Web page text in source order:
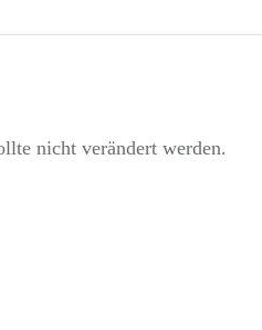
nicht verändert werden.